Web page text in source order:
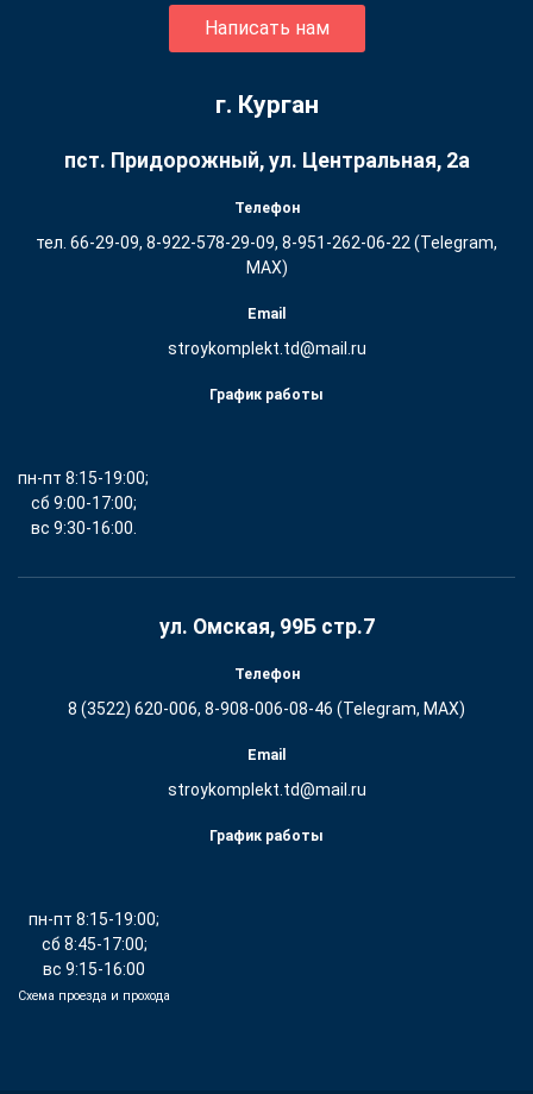
Написать нам
г. Курган
пст. Придорожный, ул. ​Центральная, 2а
Телефон
тел. 66-29-09, 8-922-578-29-09, 8-951-262-06-22 (Telegram,
MAX)
Email
stroykomplekt.td@mail.ru
График работы
пн-пт 8:15-19:00;
сб 9:00-17:00;
вс 9:30-16:00.
ул. Омская, 99Б стр.7
Телефон
8 (3522) 620-006, 8-908-006-08-46 (Telegram, MAX)
Email
stroykomplekt.td@mail.ru
График работы
пн-пт 8:15-19:00;
сб 8:45-17:00;
вс 9:15-16:00
Схема проезда и прохода